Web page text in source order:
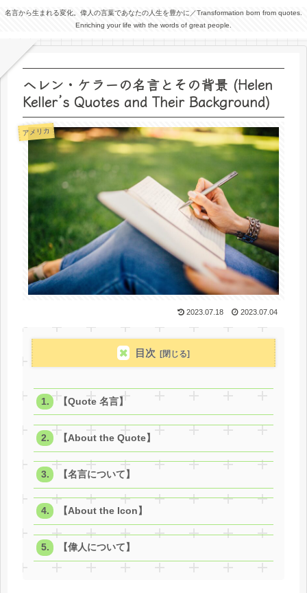
名言から生まれる変化。偉人の言葉であなたの人生を豊かに／Transformation born from quotes.
Enriching your life with the words of great people.
ヘレン・ケラーの名言とその背景 (Helen
Keller’s Quotes and Their Background)
アメリカ
2023.07.18 2023.07.04
目次
【Quote 名言】
【About the Quote】
【名言について】
【About the Icon】
【偉人について】